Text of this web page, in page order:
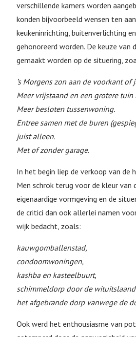
verschillende kamers worden
konden bijvoorbeeld wensen ten
keukeninrichting, buitenverlichting
gehonoreerd worden. De keuze van
gemaakt worden op de situering,
’s Morgens zon aan de voorkant of
Meer vrijstaand en een grotere tuin
Meer besloten tussenwoning.
Entree samen met de buren
juist alleen.
Met of zonder garage.
In het begin liep de verkoop van de
Men schrok terug voor de kleur van
eigenaardige vormgeving en de
de critici dan ook allerlei namen
wijk bedacht, zoals:
kauwgomballenstad,
condoomwoningen,
kashba en kasteelbuurt,
schimmeldorp door de
het afgebrande dorp vanwege de
Ook werd het enthousiasme van